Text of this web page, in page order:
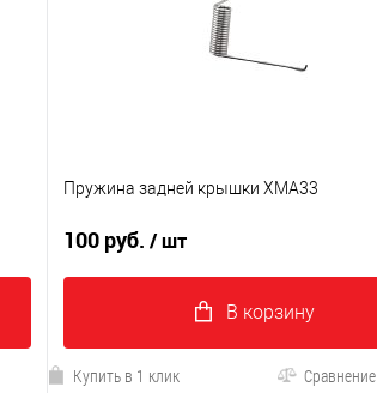
Пружина задней крышки XMA33
100 руб. / шт
В корзину
Купить в 1 клик Сравнение